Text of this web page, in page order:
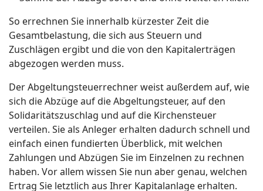
So errechnen Sie innerhalb kürzester Zeit die
Gesamtbelastung, die sich aus Steuern und
Zuschlägen ergibt und die von den Kapitalerträgen
abgezogen werden muss.
Der Abgeltungsteuerrechner weist außerdem auf, wie
sich die Abzüge auf die Abgeltungsteuer, auf den
Solidaritätszuschlag und auf die Kirchensteuer
verteilen. Sie als Anleger erhalten dadurch schnell und
einfach einen fundierten Überblick, mit welchen
Zahlungen und Abzügen Sie im Einzelnen zu rechnen
haben. Vor allem wissen Sie nun aber genau, welchen
Ertrag Sie letztlich aus Ihrer Kapitalanlage erhalten.